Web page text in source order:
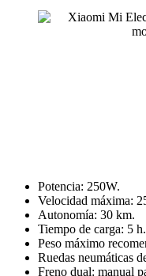
Potencia: 250W.
Velocidad máxima:
Autonomía: 30 km.
Tiempo de carga: 5 h.
Peso máximo
Ruedas neumáticas
Freno dual: manual